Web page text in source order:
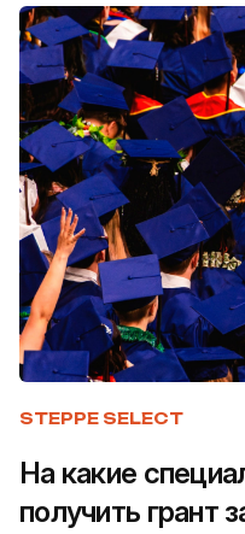
STEPPE SELECT
На какие
получить грант